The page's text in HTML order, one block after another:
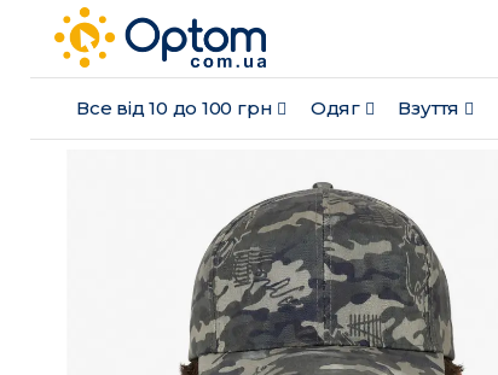
Все від 10 до 100 грн Одяг Взуття